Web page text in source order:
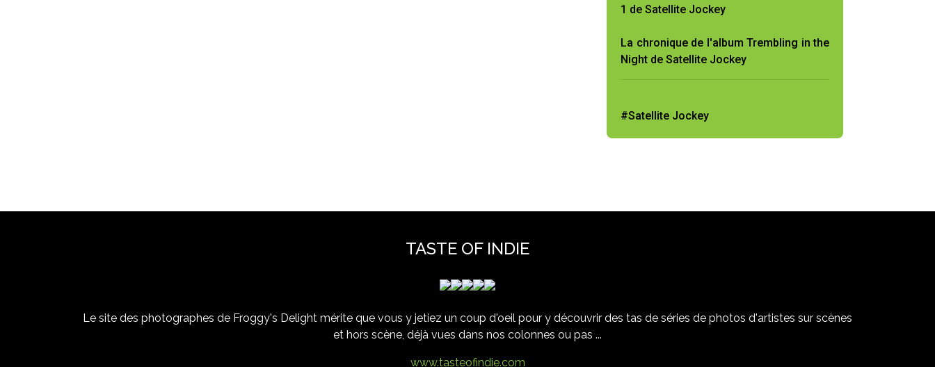
1 de Satellite Jockey
La chronique de l'album Trembling in the
Night de Satellite Jockey
#Satellite Jockey
TASTE OF INDIE
Le site des photographes de Froggy's Delight mérite que vous y jetiez un coup d'oeil pour y découvrir des tas de séries de photos d'artistes sur scènes
et hors scène, déjà vues dans nos colonnes ou pas ...
www.tasteofindie.com